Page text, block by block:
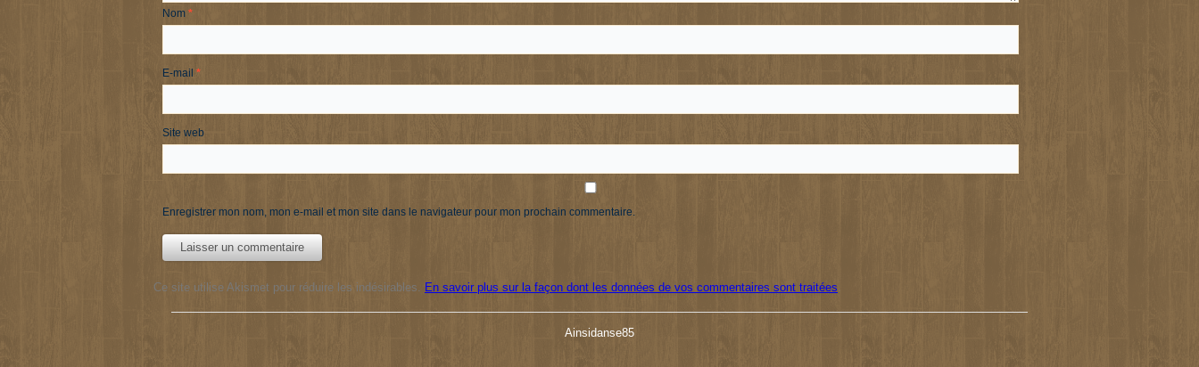
Nom *
E-mail *
Site web
Enregistrer mon nom, mon e-mail et mon site dans le navigateur pour mon prochain commentaire.
Ce site utilise Akismet pour réduire les indésirables. En savoir plus sur la façon dont les données de vos commentaires sont traitées.
Ainsidanse85